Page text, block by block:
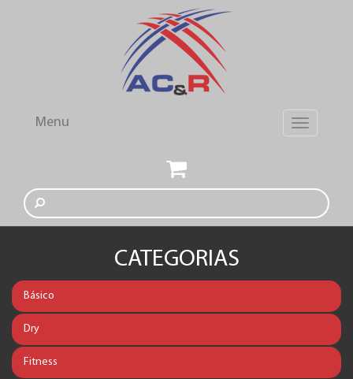
Toggle
navigation
Menu
CATEGORIAS
Básico
Dry
Fitness